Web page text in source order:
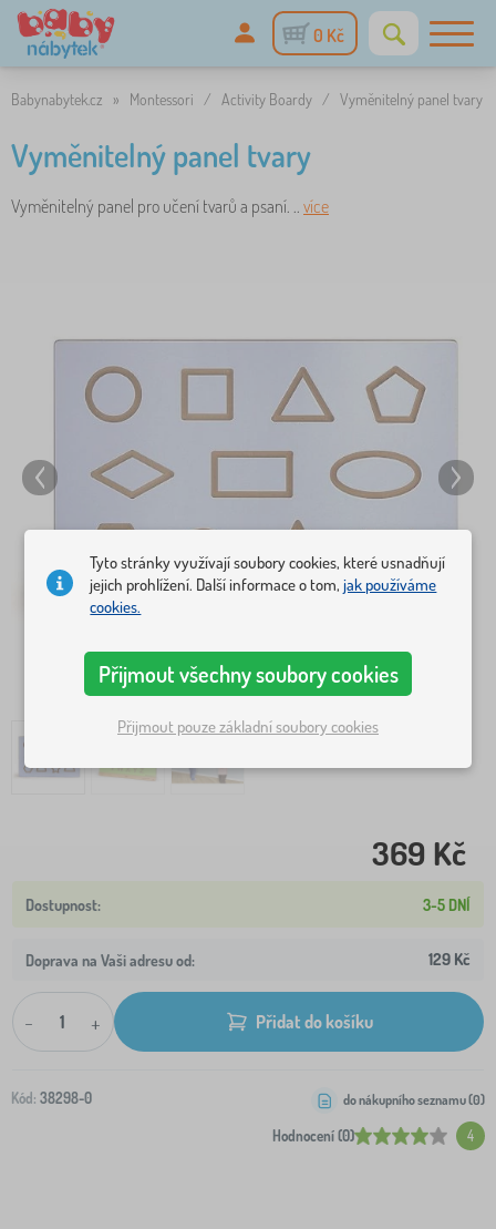
0 Kč
Babynabytek.cz » Montessori / Activity Boardy / Vyměnitelný panel tvary
Vyměnitelný panel tvary
Vyměnitelný panel pro učení tvarů a psaní. .. více
369 Kč
3-5 DNÍ
Doprava na Vaši adresu od: 129 Kč
- + Přidat do košíku
Kód: 38298-0
Hodnocení (0) 4
do nákupního seznamu (0)
Tyto stránky využívají soubory cookies, které usnadňují
jejich prohlížení. Další informace o tom,jak používáme
cookies.
Přijmout všechny soubory cookies
Přijmout pouze základní soubory cookies